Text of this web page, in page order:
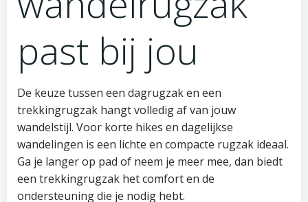
past bij jou
De keuze tussen een dagrugzak en een
trekkingrugzak hangt volledig af van jouw
wandelstijl. Voor korte hikes en dagelijkse
wandelingen is een lichte en compacte rugzak ideaal.
Ga je langer op pad of neem je meer mee, dan biedt
een trekkingrugzak het comfort en de
ondersteuning die je nodig hebt.